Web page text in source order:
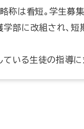
称は看短。学生募
部に改組され、短
いる生徒の指導に